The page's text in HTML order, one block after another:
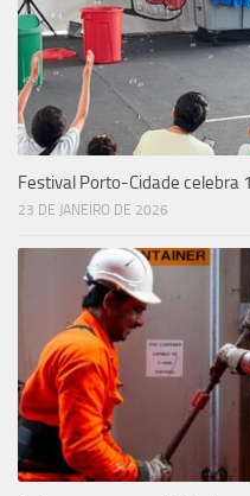
Festival Porto-Cidade celebra
23 DE JANEIRO DE 2026